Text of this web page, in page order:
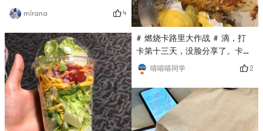
mirana 4
# 燃烧卡路里大作战 # 滴，打
卡第十三天，没脸分享了。卡路
里爆了嘻嘻嘻同学 2